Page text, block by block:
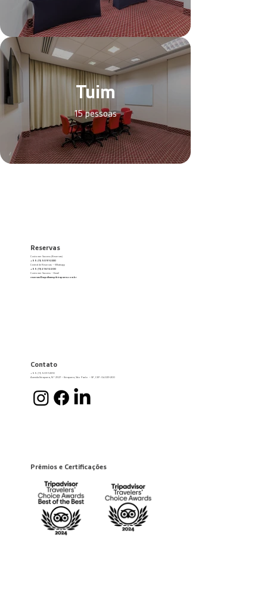
Tuim
15 pessoas
Reservas
Customer Success (Reservas)
+55 (11) 5091-2330
Central de Reservas – Whatsapp
+55 (11) 2161-2200
Customer Success – Email
reservas@wyndhamspibirapuera.com.br
Contato
+55 (11) 5091-2310
Avenida Ibirapuera, Nº 2927 – Ibirapuera, São Paulo – SP, CEP: 04029-200
Prêmios e Certificações